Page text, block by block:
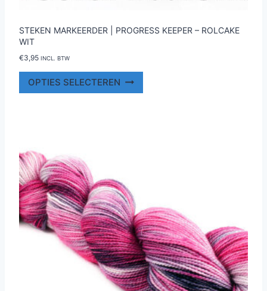
STEKEN MARKEERDER | PROGRESS KEEPER – ROLCAKE
WIT
€3,95 INCL. BTW
OPTIES SELECTEREN
op
de
productpagina